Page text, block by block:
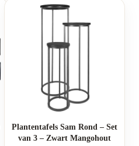
Plantentafels Sam Rond – Set
van 3 – Zwart Mangohout